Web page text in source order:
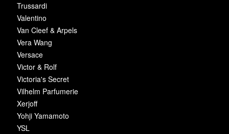
Trussardi
Valentino
Van Cleef & Arpels
Vera Wang
Versace
Victor & Rolf
Victoria's Secret
Vilhelm Parfumerie
Xerjoff
Yohji Yamamoto
YSL